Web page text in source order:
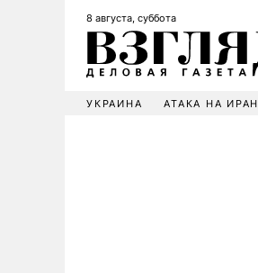
8 августа, суббота
УКРАИНА АТАКА НА ИРАН